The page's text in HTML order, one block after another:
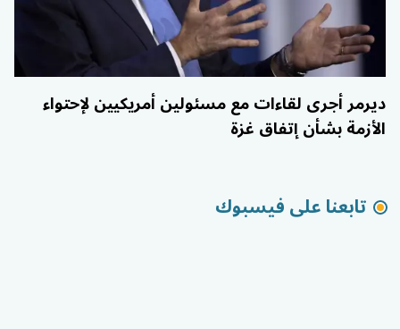
ديرمر أجرى لقاءات مع مسئولين أمريكيين لإحتواء
الأزمة بشأن إتفاق غزة
تابعنا على فيسبوك